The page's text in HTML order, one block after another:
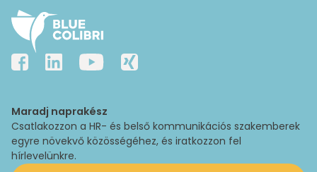
Maradj naprakész
Csatlakozzon a HR- és belső kommunikációs szakemberek
egyre növekvő közösségéhez, és iratkozzon fel
hírlevelünkre.